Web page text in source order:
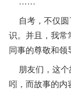
自考，不仅圆
识。并且，我常
同事的尊敬和领
朋友们，这个
吲，而故事的内